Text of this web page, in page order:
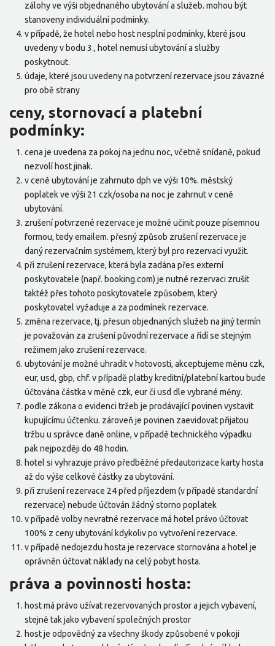
zálohy ve výši objednaného ubytování a služeb. mohou být
stanoveny individuální podmínky.
v případě, že hotel nebo host nesplní podmínky, které jsou
uvedeny v bodu 3., hotel nemusí ubytování a služby
poskytnout.
údaje, které jsou uvedeny na potvrzení rezervace jsou závazné
pro obě strany
ceny, stornovací a platební
podmínky:
cena je uvedena za pokoj na jednu noc, včetně snídaně, pokud
nezvolí host jinak.
v ceně ubytování je zahrnuto dph ve výši 10%. městský
poplatek ve výši 21 czk/osoba na noc je zahrnut v ceně
ubytování.
zrušení potvrzené rezervace je možné učinit pouze písemnou
formou, tedy emailem. přesný způsob zrušení rezervace je
daný rezervačním systémem, který byl pro rezervaci využit.
při zrušení rezervace, která byla zadána přes externí
poskytovatele (např. booking.com) je nutné rezervaci zrušit
taktéž přes tohoto poskytovatele způsobem, který
poskytovatel vyžaduje a za podmínek rezervace.
změna rezervace, tj. přesun objednaných služeb na jiný termín
je považován za zrušení původní rezervace a řídí se stejným
režimem jako zrušení rezervace.
ubytování je možné uhradit v hotovosti, akceptujeme měnu czk,
eur, usd, gbp, chf. v případě platby kreditní/platební kartou bude
účtována částka v měně czk, eur či usd dle vybrané měny.
podle zákona o evidenci tržeb je prodávající povinen vystavit
kupujícímu účtenku. zároveň je povinen zaevidovat přijatou
tržbu u správce daně online, v případě technického výpadku
pak nejpozději do 48 hodin.
hotel si vyhrazuje právo předběžné předautorizace karty hosta
až do výše celkové částky za ubytování.
při zrušení rezervace 24 před příjezdem (v případě standardní
rezervace) nebude účtován žádný storno poplatek
v případě volby nevratné rezervace má hotel právo účtovat
100% z ceny ubytování kdykoliv po vytvoření rezervace.
v případě nedojezdu hosta je rezervace stornována a hotel je
oprávněn účtovat náklady na celý pobyt hosta.
práva a povinnosti hosta:
host má právo užívat rezervovaných prostor a jejich vybavení,
stejně tak jako vybavení společných prostor
host je odpovědný za všechny škody způsobené v pokoji